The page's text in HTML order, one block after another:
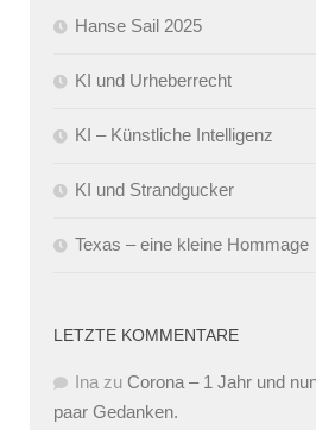
Hanse Sail 2025
KI und Urheberrecht
KI – Künstliche Intelligenz
KI und Strandgucker
Texas – eine kleine Hommage
LETZTE KOMMENTARE
Ina zu Corona – 1 Jahr und
paar Gedanken.